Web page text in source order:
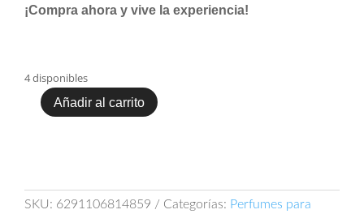
¡Compra ahora y vive la experiencia!
4 disponibles
Dubai
Añadir al carrito
SKU: 6291106814859 Categorías: Perfumes para